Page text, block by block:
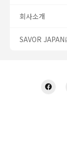
회사소개
SAVOR